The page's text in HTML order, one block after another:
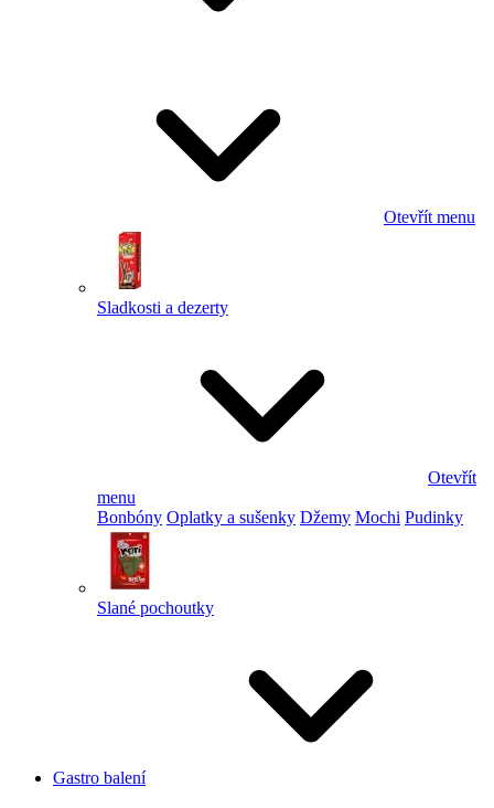
Otevřít menu
Sladkosti a dezerty
Otevřít
menu
Bonbóny Oplatky a sušenky Džemy Mochi Pudinky
Slané pochoutky
Gastro balení